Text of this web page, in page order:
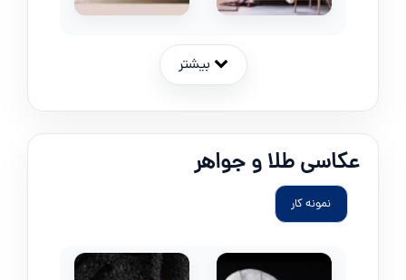
بیشتر
عکاسی طلا و جواهر
نمونه کار